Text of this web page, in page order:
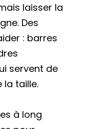
laisser la
Des
: barres
servent de
la taille.
à long